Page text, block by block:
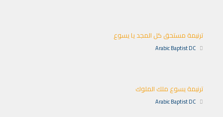
ترنيمة مستحق كل المجد يا يسوع
Arabic Baptist DC
ترنيمة يسوع ملك الملوك
Arabic Baptist DC